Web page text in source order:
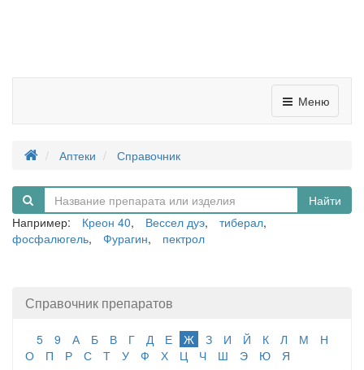
Меню
Аптеки Справочник
Найти
Например:
Креон 40, Вессел дуэ, тиберал,
фосфалюгель, Фурагин, пектрол
Справочник препаратов
5 9 А Б В Г Д Е Ж З И Й К Л М
Н
О
П Р С Т У Ф Х Ц Ч Ш Э Ю
Я